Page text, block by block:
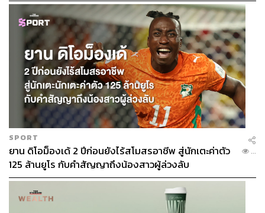
SPORT
ยาน ดิโอม็องเด้ 2 ปีก่อนยังไร้สโมสรอาชีพ สู่นักเตะค่าตัว
125 ล้านยูโร กับคำสัญญาถึงน้องสาวผู้ล่วงลับ
...